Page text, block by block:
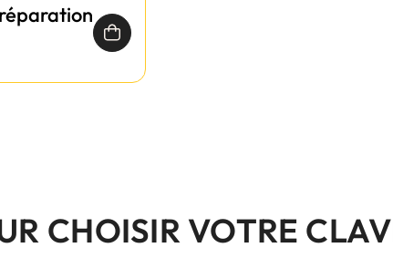
CHOISIR VOTRE